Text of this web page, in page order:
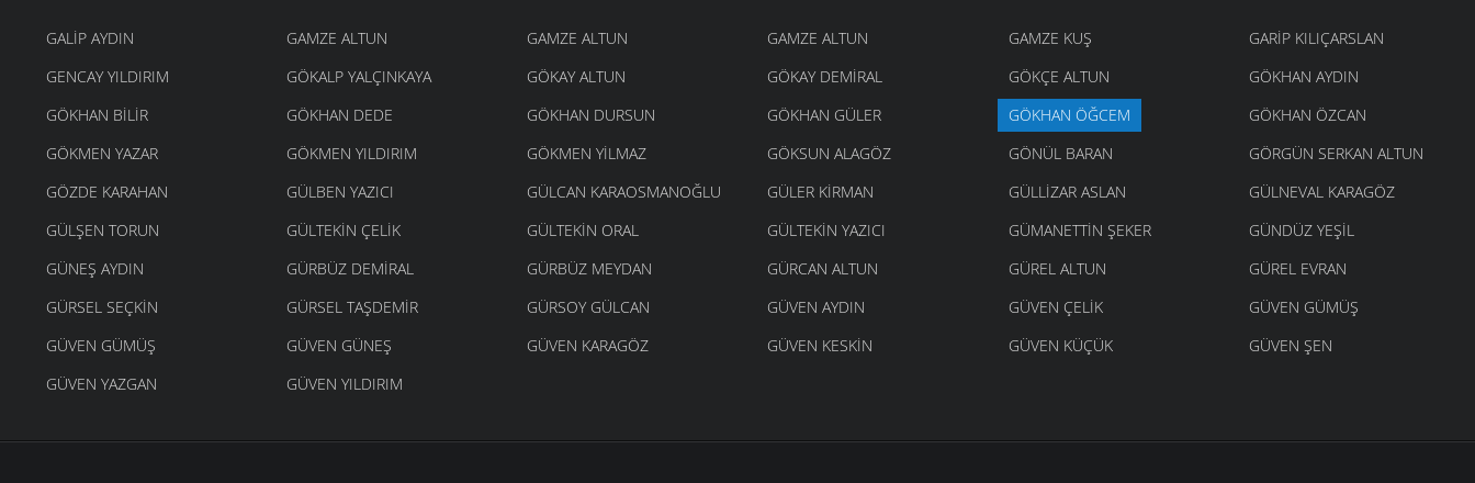
GALIP AYDIN GAMZE ALTUN GAMZE ALTUN GAMZE ALTUN GAMZE KUŞ
GARIP KILIÇARSLAN
GENCAY YILDIRIM
GÖKALP YALÇINKAYA GÖKAY ALTUN GÖKAY DEMIRAL GÖKÇE ALTUN
GÖKHAN AYDIN
GÖKHAN BILIR
GÖKHAN DEDE GÖKHAN DURSUN GÖKHAN GÜLER GÖKHAN ÖĞCEM
GÖKHAN ÖZCAN
GÖKMEN YAZAR
GÖKMEN YILDIRIM GÖKMEN YILMAZ GÖKSUN ALAGÖZ GÖNÜL BARAN
GÖRGÜN SERKAN ALTUN
GÖZDE KARAHAN
GÜLBEN YAZICI GÜLCAN KARAOSMANOĞLU GÜLER KIRMAN GÜLLIZAR ASLAN
GÜLNEVAL KARAGÖZ
GÜLŞEN TORUN
GÜLTEKIN ÇELIK GÜLTEKIN ORAL GÜLTEKIN YAZICI GÜMANETTIN ŞEKER
GÜNDÜZ YEŞIL
GÜNEŞ AYDIN
GÜRBÜZ DEMIRAL GÜRBÜZ MEYDAN GÜRCAN ALTUN GÜREL ALTUN
GÜREL EVRAN
GÜRSEL SEÇKIN
GÜRSEL TAŞDEMIR GÜRSOY GÜLCAN GÜVEN AYDIN GÜVEN ÇELIK
GÜVEN GÜMÜŞ
GÜVEN GÜMÜŞ
GÜVEN GÜNEŞ GÜVEN KARAGÖZ GÜVEN KESKIN GÜVEN KÜÇÜK
GÜVEN ŞEN
GÜVEN YAZGAN
GÜVEN YILDIRIM